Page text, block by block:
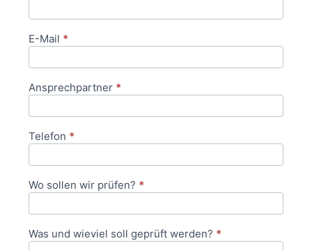
E-Mail *
Ansprechpartner *
Telefon *
Wo sollen wir prüfen? *
Was und wieviel soll geprüft werden? *